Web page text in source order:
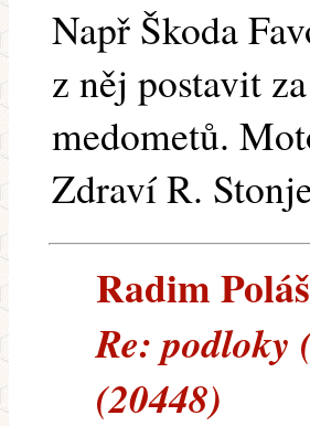
Např Škoda
z něj postavit
medometů.
Zdraví R.
Radim
Re: podloky
(20448)